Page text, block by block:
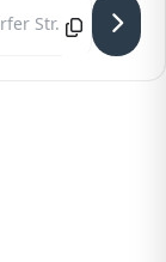
Bürgerdialog in
Address -